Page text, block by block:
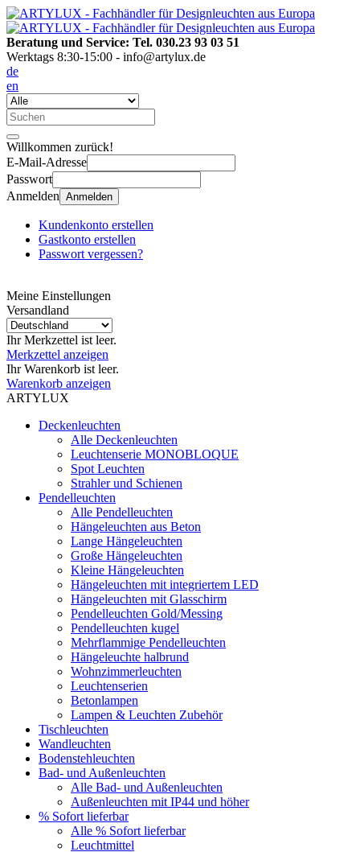
Beratung und Service: Tel. 030.23 93 03 51
Werktags 8:30-15:00 - info@artylux.de
de
en
Willkommen zurück!
E-Mail-Adresse
Passwort
Anmelden Anmelden
Kundenkonto erstellen
Gastkonto erstellen
Passwort vergessen?
Meine Einstellungen
Versandland
Ihr Merkzettel ist leer.
Merkzettel anzeigen
Ihr Warenkorb ist leer.
Warenkorb anzeigen
ARTYLUX
Deckenleuchten
Alle Deckenleuchten
Leuchtenserie MONOBLOQUE
Spot Leuchten
Strahler und Schienen
Pendelleuchten
Alle Pendelleuchten
Hängeleuchten aus Beton
Lange Hängeleuchten
Große Hängeleuchten
Kleine Hängeleuchten
Hängeleuchten mit integriertem LED
Hängeleuchten mit Glasschirm
Pendelleuchten Gold/Messing
Pendelleuchten kugel
Mehrflammige Pendelleuchten
Hängeleuchte halbrund
Wohnzimmerleuchten
Leuchtenserien
Betonlampen
Lampen & Leuchten Zubehör
Tischleuchten
Wandleuchten
Bodenstehleuchten
Bad- und Außenleuchten
Alle Bad- und Außenleuchten
Außenleuchten mit IP44 und höher
% Sofort lieferbar
Alle % Sofort lieferbar
Leuchtmittel